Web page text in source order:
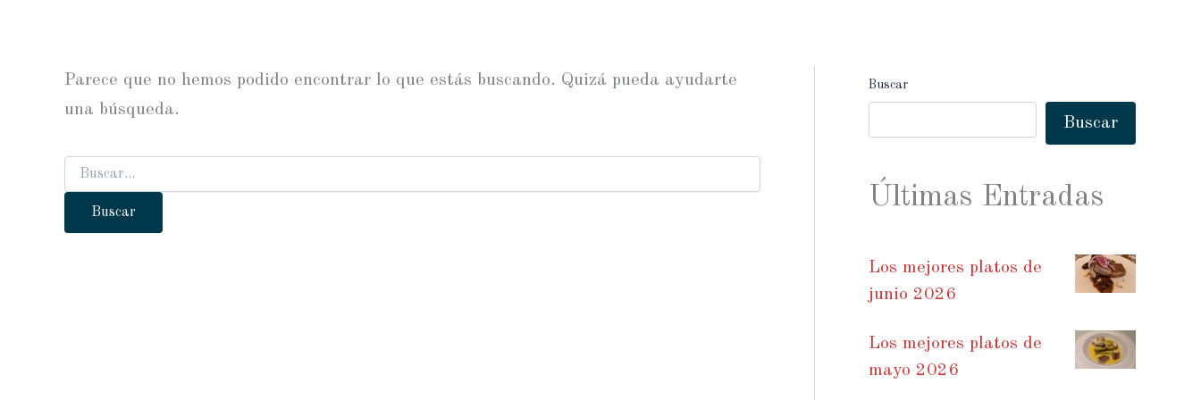
Parece que no hemos podido encontrar lo que estás buscando. Quizá pueda ayudarte
una búsqueda.
Buscar
Buscar
Buscar
Últimas Entradas
Los mejores platos de
junio 2026
Los mejores platos de
mayo 2026